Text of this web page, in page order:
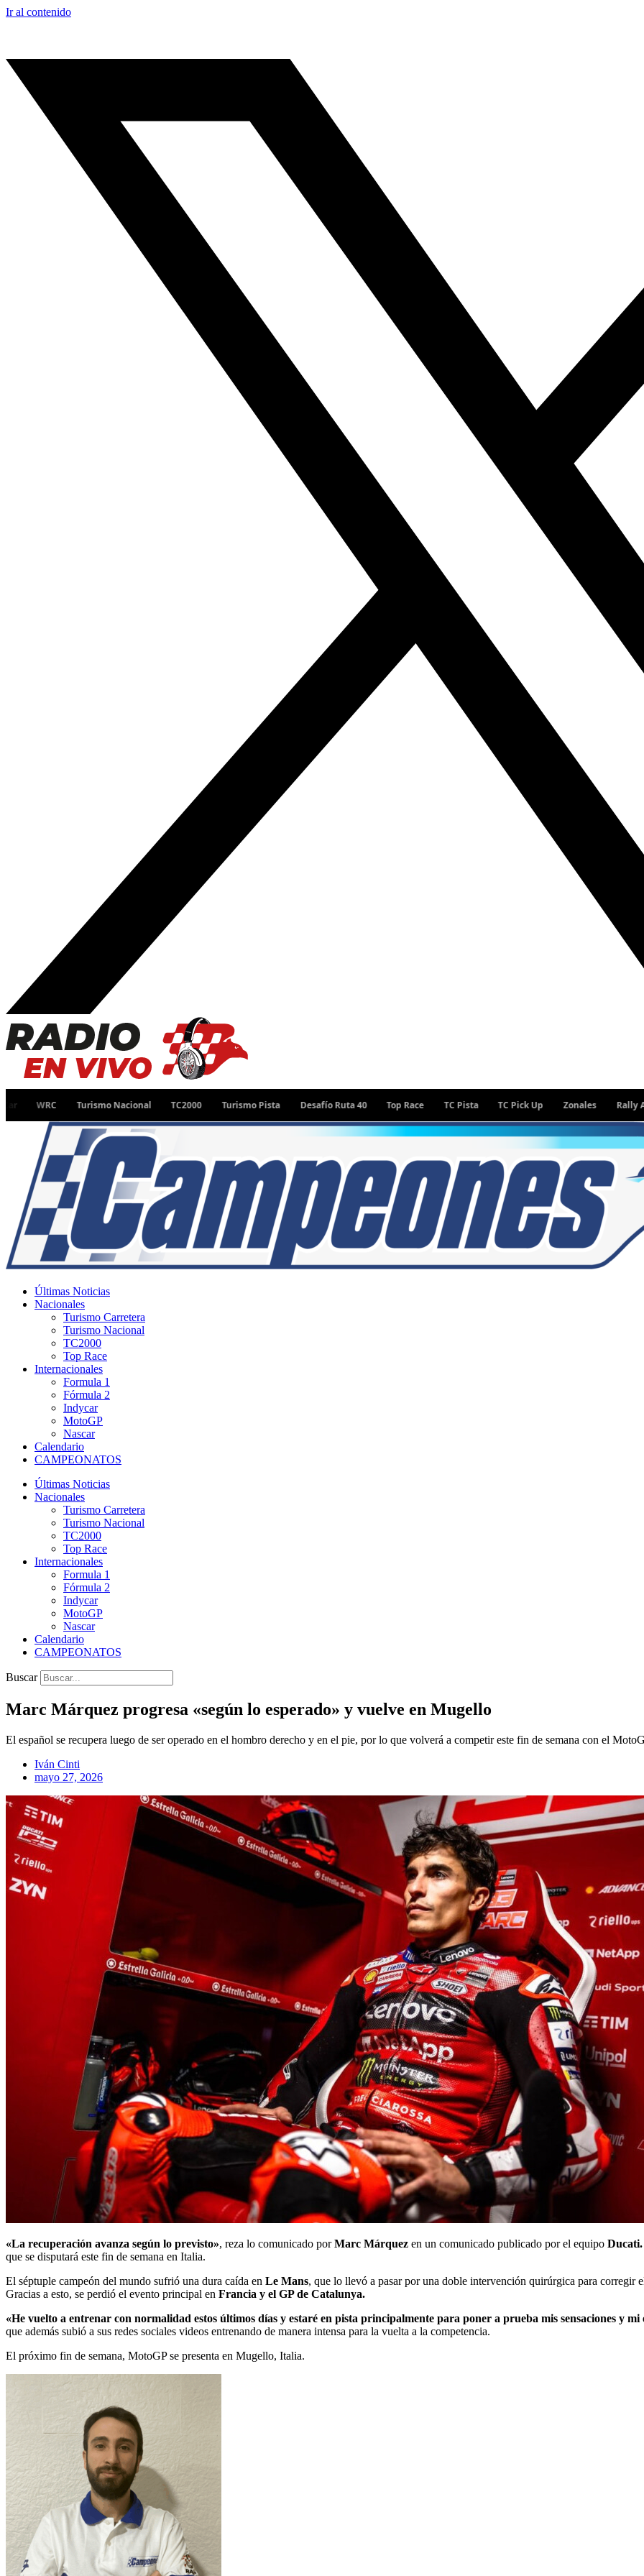
Ir al contenido
WRC Turismo Nacional TC2000 Turismo Pista Desafío Ruta 40 Top Race TC Pista TC Pick Up Zonales Rally
Últimas Noticias
Nacionales
Turismo Carretera
Turismo Nacional
TC2000
Top Race
Internacionales
Formula 1
Fórmula 2
Indycar
MotoGP
Nascar
Calendario
CAMPEONATOS
Últimas Noticias
Nacionales
Turismo Carretera
Turismo Nacional
TC2000
Top Race
Internacionales
Formula 1
Fórmula 2
Indycar
MotoGP
Nascar
Calendario
CAMPEONATOS
Buscar
Marc Márquez progresa «según lo esperado» y vuelve en Mugello
El español se recupera luego de ser operado en el hombro derecho y en el pie, por lo que volverá a competir este fin de semana con el
Iván Cinti
mayo 27, 2026
«La recuperación avanza según lo previsto», reza lo comunicado porMarc Márquez en un comunicado publicado por el equipo Ducati.
que se disputará este fin de semana en Italia.
El séptuple campeón del mundo sufrió una dura caída en Le Mans, que lo llevó a pasar por una doble intervención quirúrgica para corregir
Gracias a esto, se perdió el evento principal en Francia y el GP de Catalunya.
«He vuelto a entrenar con normalidad estos últimos días y estaré en pista principalmente para poner a prueba mis sensaciones y mi
que además subió a sus redes sociales videos entrenando de manera intensa para la vuelta a la competencia.
El próximo fin de semana, MotoGP se presenta en Mugello, Italia.